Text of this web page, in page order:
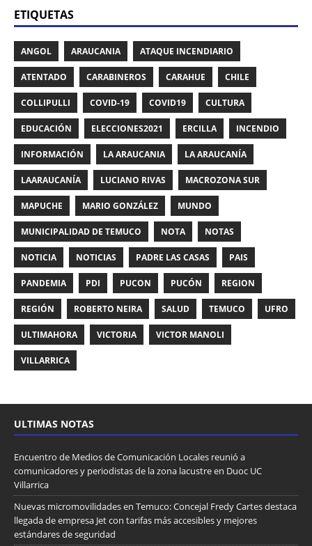
ETIQUETAS
ANGOL ARAUCANIA ATAQUE INCENDIARIO
ATENTADO CARABINEROS CARAHUE CHILE
COLLIPULLI COVID-19 COVID19 CULTURA
EDUCACIÓN ELECCIONES2021 ERCILLA INCENDIO
INFORMACIÓN LA ARAUCANIA LA ARAUCANÍA
LAARAUCANÍA LUCIANO RIVAS MACROZONA SUR
MAPUCHE MARIO GONZÁLEZ MUNDO
MUNICIPALIDAD DE TEMUCO NOTA NOTAS
NOTICIA NOTICIAS PADRE LAS CASAS PAIS
PANDEMIA PDI PUCON PUCÓN REGION
REGIÓN ROBERTO NEIRA SALUD TEMUCO UFRO
ULTIMAHORA VICTORIA VICTOR MANOLI
VILLARRICA
ULTIMAS NOTAS
Encuentro de Medios de Comunicación Locales reunió a
comunicadores y periodistas de la zona lacustre en Duoc UC
Villarrica
Nuevas micromovilidades en Temuco: Concejal Fredy Cartes destaca
llegada de empresa Jet con tarifas más accesibles y mejores
estándares de seguridad